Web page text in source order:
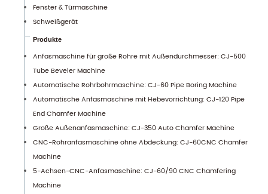
Fenster & Türmaschine
Schweißgerät
Produkte
Anfasmaschine für große Rohre mit Außendurchmesser: CJ-500
Tube Beveler Machine
Automatische Rohrbohrmaschine: CJ-60 Pipe Boring Machine
Automatische Anfasmaschine mit Hebevorrichtung: CJ-120 Pipe
End Chamfer Machine
Große Außenanfasmaschine: CJ-350 Auto Chamfer Machine
CNC-Rohranfasmaschine ohne Abdeckung: CJ-60CNC Chamfer
Machine
5-Achsen-CNC-Anfasmaschine: CJ-60/90 CNC Chamfering
Machine